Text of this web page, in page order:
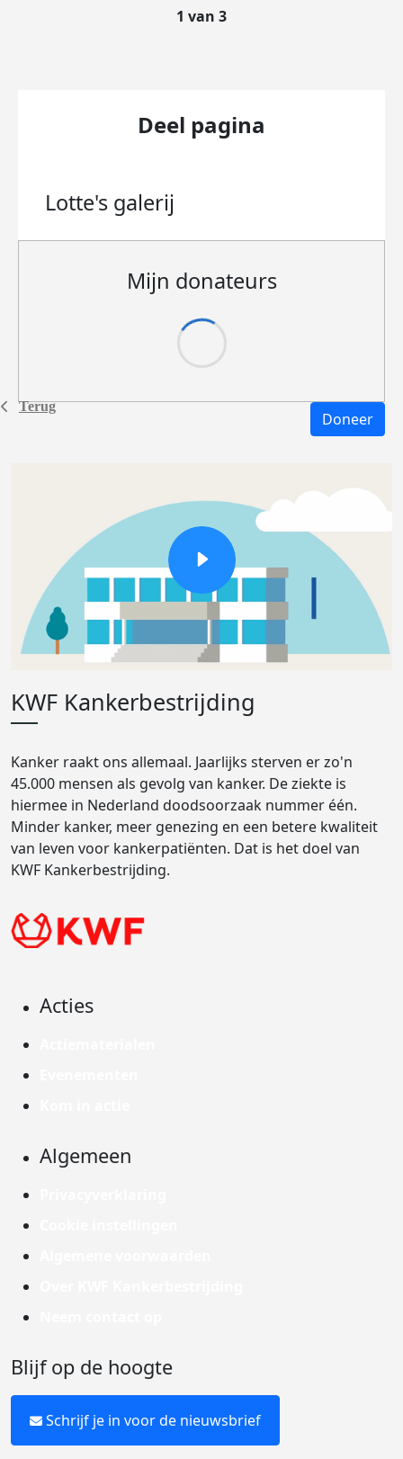
Terug
1 van 3
Deel pagina
Lotte's galerij
Mijn donateurs
Doneer
KWF Kankerbestrijding
Kanker raakt ons allemaal. Jaarlijks sterven er zo'n
45.000 mensen als gevolg van kanker. De ziekte is
hiermee in Nederland doodsoorzaak nummer één.
Minder kanker, meer genezing en een betere kwaliteit
van leven voor kankerpatiënten. Dat is het doel van
KWF Kankerbestrijding.
Acties
Algemeen
Blijf op de hoogte
Schrijf je in voor de nieuwsbrief